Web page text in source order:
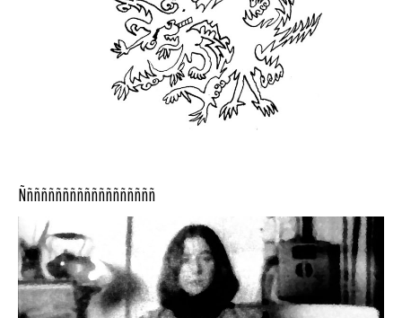
Ñññññññññññññññññññ